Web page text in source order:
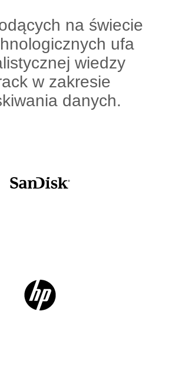
na świecie
ufa
wiedzy
w zakresie
danych.